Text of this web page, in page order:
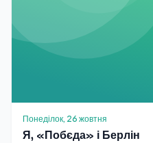
Понеділок, 26 жовтня
Я, «Побєда» і Берлін